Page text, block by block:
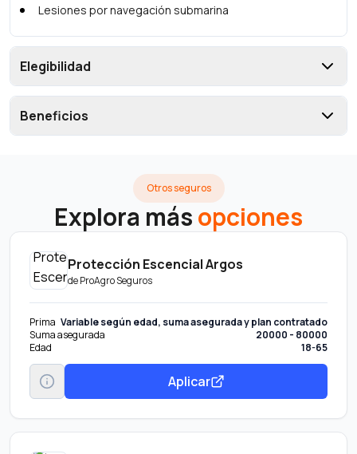
Lesiones por navegación submarina
Elegibilidad
Beneficios
Otros seguros
Explora másopciones
Protección Escencial Argos
deProAgro Seguros
Prima Variable según edad, suma asegurada y plan contratado
Suma asegurada
20000 - 80000
Edad
18-65
Aplicar